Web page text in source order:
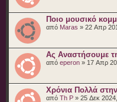
Ποιο μουσικό
από Maras » 22 Απρ
Ας Αναστήσουμε
από eperon » 17 Απρ
Χρόνια Πολλά
από Th P » 25 Δεκ